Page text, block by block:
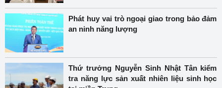
Phát huy vai trò ngoại giao trong bảo đảm
an ninh năng lượng
Thứ trưởng Nguyễn Sinh Nhật Tân kiểm
tra năng lực sản xuất nhiên liệu sinh học